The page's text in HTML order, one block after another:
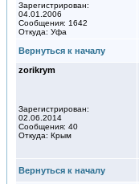
Зарегистрирован:
04.01.2006
Сообщения: 1642
Откуда: Уфа
Вернуться к началу
zorikrym
Зарегистрирован:
02.06.2014
Сообщения: 40
Откуда: Крым
Вернуться к началу